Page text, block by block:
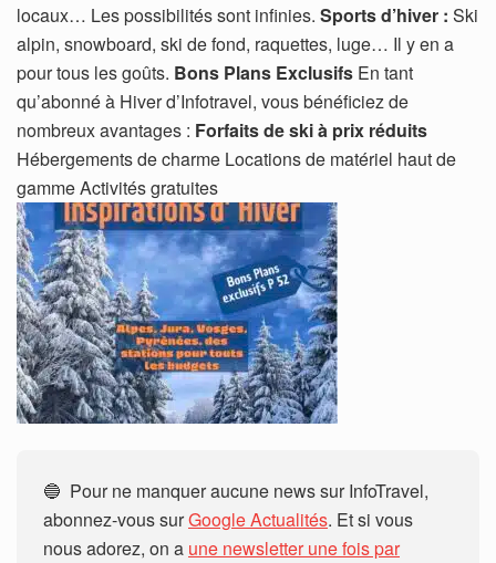
locaux… Les possibilités sont infinies. Sports d’hiver : Ski
alpin, snowboard, ski de fond, raquettes, luge… Il y en a
pour tous les goûts. Bons Plans Exclusifs En tant
qu’abonné à Hiver d’Infotravel, vous bénéficiez de
nombreux avantages : Forfaits de ski à prix réduits
Hébergements de charme Locations de matériel haut de
gamme Activités gratuites
🔵 Pour ne manquer aucune news sur InfoTravel,
abonnez-vous surGoogle Actualités. Et si vous
nous adorez, on a une newsletter une fois par